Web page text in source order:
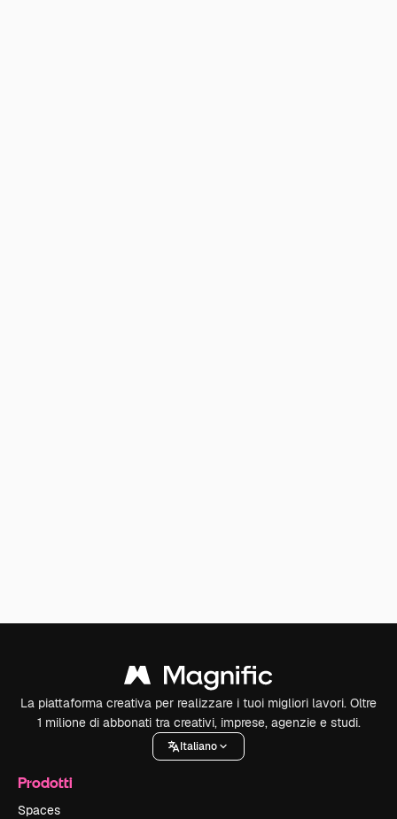
La piattaforma creativa per realizzare i tuoi migliori lavori. Oltre
1 milione di abbonati tra creativi, imprese, agenzie e studi.
Italiano
Prodotti
Spaces